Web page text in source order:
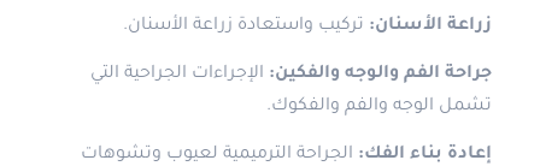
زراعة الأسنان: تركيب واستعادة زراعة الأسنان.
جراحة الفم والوجه والفكين: الإجراءات الجراحية التي
تشمل الوجه والفم والفكوك.
إعادة بناء الفك: الجراحة الترميمية لعيوب وتشوهات